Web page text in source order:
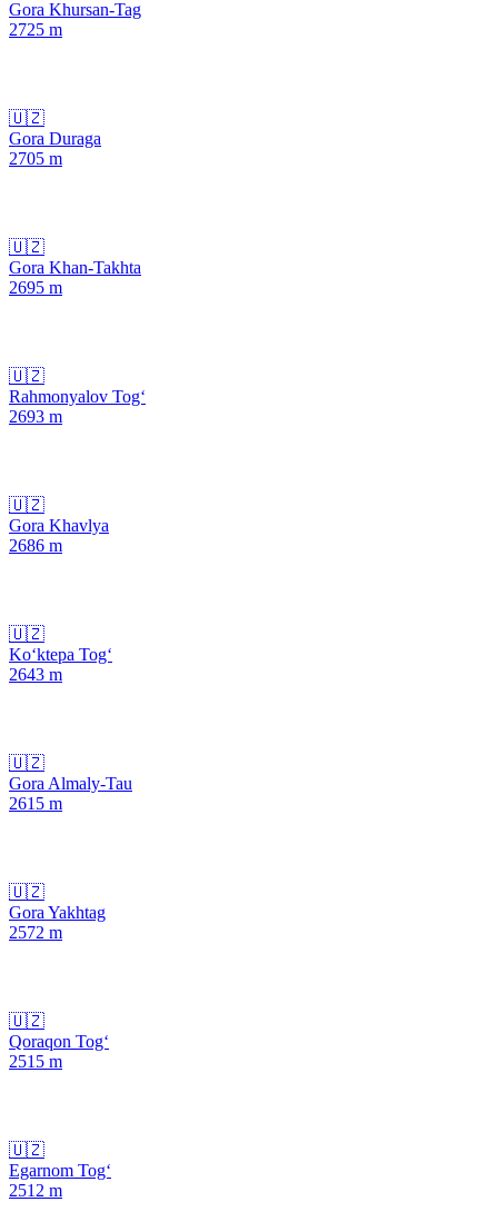
Gora Khursan-Tag
2725 m
🇺🇿
Gora Duraga
2705 m
🇺🇿
Gora Khan-Takhta
2695 m
🇺🇿
Rahmonyalov Tog‘
2693 m
🇺🇿
Gora Khavlya
2686 m
🇺🇿
Ko‘ktepa Tog‘
2643 m
🇺🇿
Gora Almaly-Tau
2615 m
🇺🇿
Gora Yakhtag
2572 m
🇺🇿
Qoraqon Tog‘
2515 m
🇺🇿
Egarnom Tog‘
2512 m